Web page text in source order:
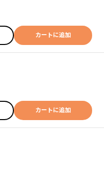
カートに追加
カートに追加